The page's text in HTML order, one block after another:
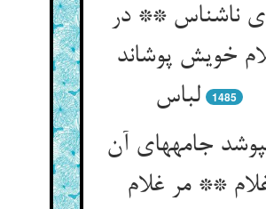
ناشناس ** در
خویش پوشاند
لباس‏
1485
جامه‏های آن
** مر غلام